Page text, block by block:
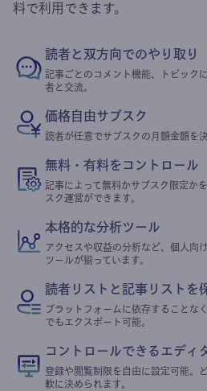
料で利用できます。
読者と双方向でのやり取り
記事ごとのコメント機能、トピック
者と交流。
価格自由サブスク
読者が任意でサブスクの月額金額を
無料・有料をコントロール
記事によって無料かサブスク限定か
スク運営ができます。
本格的な分析ツール
アクセスや収益の分析など、個人向
ツールが揃っています。
読者リストと記事リストを
プラットフォームに依存することな
でもエクスポート可能。
コントロールできるエディ
登録や閲覧制限を自由に設定可能。
軟に決められます。